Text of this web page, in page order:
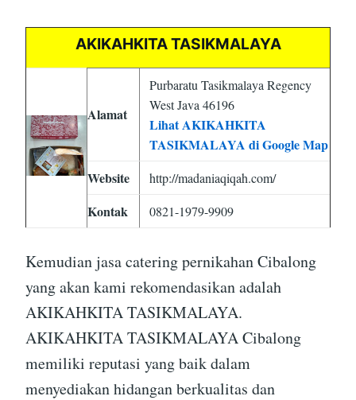
AKIKAHKITA TASIKMALAYA
Alamat
Purbaratu Tasikmalaya Regency
West Java 46196
Lihat AKIKAHKITA
TASIKMALAYA di Google Map
Website
http://madaniaqiqah.com/
Kontak 0821-1979-9909
Kemudian jasa catering pernikahan Cibalong
yang akan kami rekomendasikan adalah
AKIKAHKITA TASIKMALAYA.
AKIKAHKITA TASIKMALAYA Cibalong
memiliki reputasi yang baik dalam
menyediakan hidangan berkualitas dan